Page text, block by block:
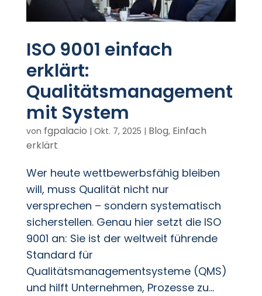
ISO 9001 einfach
erklärt:
Qualitätsmanagement
mit System
von fgpalacio | Okt. 7, 2025 | Blog, Einfach
erklärt
Wer heute wettbewerbsfähig bleiben
will, muss Qualität nicht nur
versprechen – sondern systematisch
sicherstellen. Genau hier setzt die ISO
9001 an: Sie ist der weltweit führende
Standard für
Qualitätsmanagementsysteme (QMS)
und hilft Unternehmen, Prozesse zu...